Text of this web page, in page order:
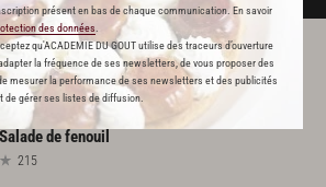
présent en bas de chaque communication. En savoir
des données
qu'ACADEMIE DU GOUT utilise des traceurs d’ouverture
la fréquence de ses newsletters, de vous proposer des
mesurer la performance de ses newsletters et des publicités
de gérer ses listes de diffusion.
DU GOÛT VOUS
RECOMMANDE
Saladedefenouil
215